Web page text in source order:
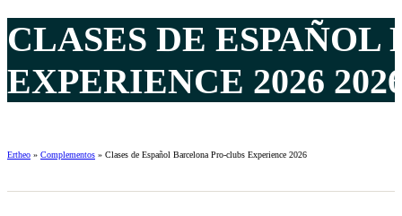
CLASES DE
EXPERIENCE 2026
Ertheo » Complementos » Clases de Español Barcelona Pro-clubs Experience 2026